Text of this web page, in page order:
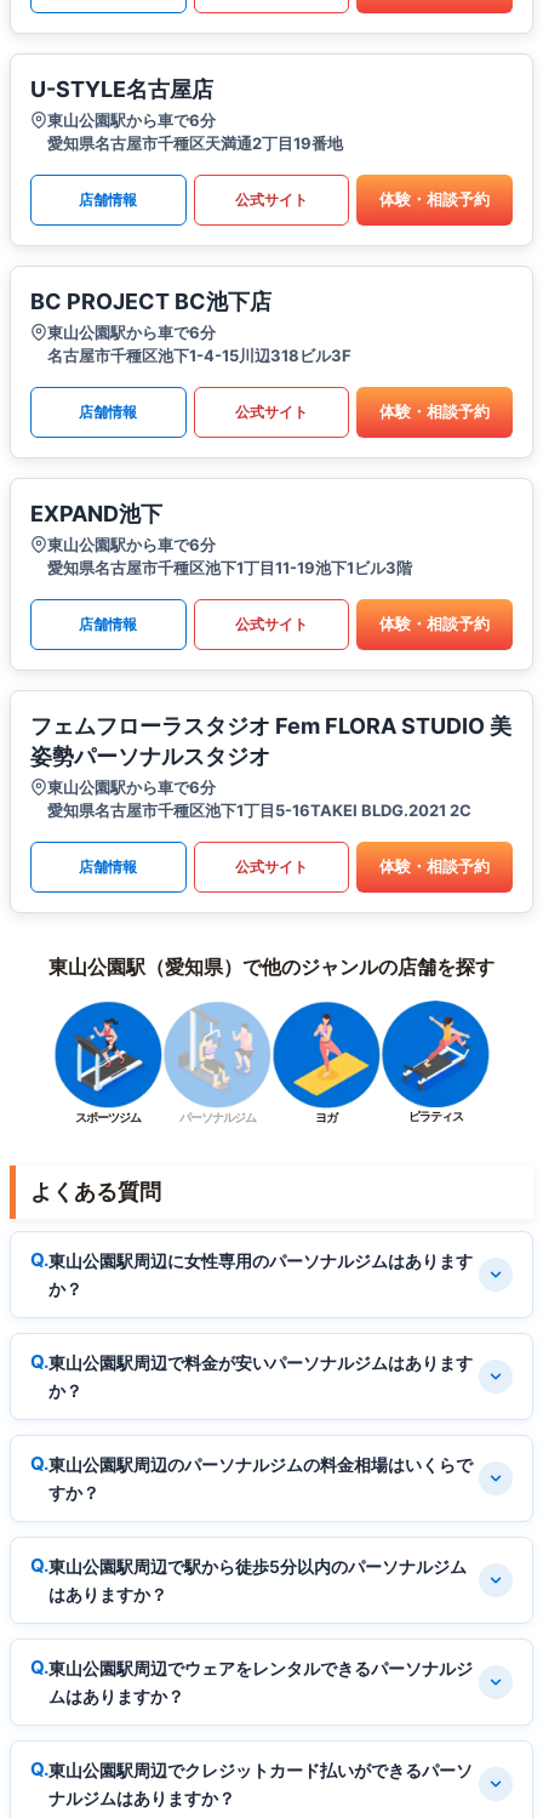
U-STYLE名古屋店
東山公園駅から車で6分
愛知県名古屋市千種区天満通2丁目19番地
店舗情報 公式サイト 体験・相談予約
BC PROJECT BC池下店
東山公園駅から車で6分
名古屋市千種区池下1-4-15川辺318ビル3F
店舗情報 公式サイト 体験・相談予約
EXPAND池下
東山公園駅から車で6分
愛知県名古屋市千種区池下1丁目11-19池下1ビル3階
店舗情報 公式サイト 体験・相談予約
フェムフローラスタジオ Fem FLORA STUDIO 美
姿勢パーソナルスタジオ
東山公園駅から車で6分
愛知県名古屋市千種区池下1丁目5-16TAKEI BLDG.2021 2C
店舗情報 公式サイト 体験・相談予約
東山公園駅（愛知県）で他のジャンルの店舗を探す
スポーツジム パーソナルジム ヨガ ピラティス
よくある質問
東山公園駅周辺に女性専用のパーソナルジムはあります
か？
東山公園駅周辺で料金が安いパーソナルジムはあります
か？
東山公園駅周辺のパーソナルジムの料金相場はいくらで
すか？
東山公園駅周辺で駅から徒歩5分以内のパーソナルジム
はありますか？
東山公園駅周辺でウェアをレンタルできるパーソナルジ
ムはありますか？
東山公園駅周辺でクレジットカード払いができるパーソ
ナルジムはありますか？